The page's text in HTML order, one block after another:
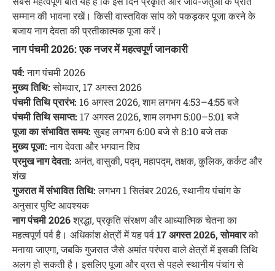
सम्मान की भावना रखें। किसी वास्तविक सांप को पकड़कर पूजा करने के
बजाय नाग देवता की प्रतीकात्मक पूजा करें।
नाग पंचमी 2026: एक नजर में महत्वपूर्ण जानकारी
पर्व:नाग पंचमी 2026
मुख्य तिथि:सोमवार, 17 अगस्त 2026
पंचमी तिथि प्रारंभ: 16 अगस्त 2026, शाम लगभग 4:53–4:55 बजे
पंचमी तिथि समाप्त: 17 अगस्त 2026, शाम लगभग 5:00–5:01 बजे
पूजा का संभावित समय:सुबह लगभग 6:00 बजे से 8:10 बजे तक
मुख्य पूजा:नाग देवता और भगवान शिव
प्रमुख नाग देवता: अनंत, वासुकी, पद्म, महापद्म, तक्षक, कुलिक, कर्कट और
शंख
गुजरात में संभावित तिथि:लगभग 1 सितंबर 2026, स्थानीय पंचांग के
अनुसार पुष्टि आवश्यक
नाग पंचमी 2026श्रद्धा, प्रकृति संरक्षण और आध्यात्मिक चेतना का
महत्वपूर्ण पर्व है। अधिकांश क्षेत्रों में यह पर्व17 अगस्त 2026, सोमवारको
मनाया जाएगा, जबकि गुजरात जैसे अमांत परंपरा वाले क्षेत्रों में इसकी तिथि
अलग हो सकती है। इसलिए पूजा और व्रत से पहले स्थानीय पंचांग से